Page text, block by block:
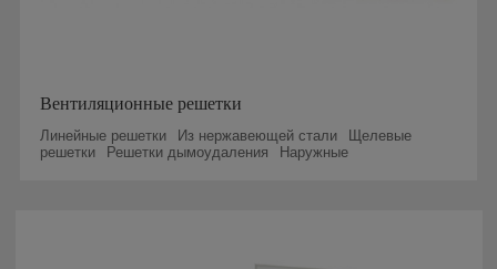
Вентиляционные решетки
Линейные решетки Из нержавеющей стали
Щелевые
решетки
Решетки дымоудаления Наружные